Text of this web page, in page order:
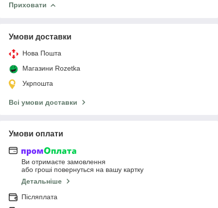
Приховати
Умови доставки
Нова Пошта
Магазини Rozetka
Укрпошта
Всі умови доставки
Умови оплати
Ви отримаєте замовлення
або гроші повернуться на вашу картку
Детальніше
Післяплата